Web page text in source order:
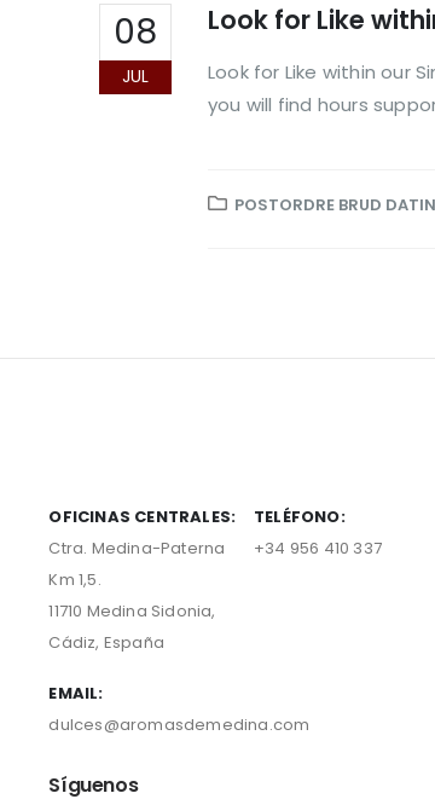
08
JUL
Look for Like
Look for Like within our
you will find hours
POSTORDRE BRUD
OFICINAS CENTRALES:
Ctra. Medina-Paterna
Km 1,5.
11710 Medina Sidonia,
Cádiz, España
TELÉFONO:
+34 956 410 337
EMAIL:
dulces@aromasdemedina.com
Síguenos